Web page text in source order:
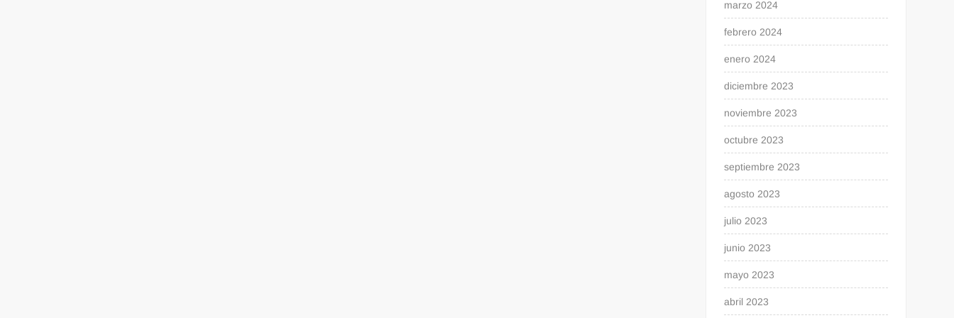
marzo 2024
febrero 2024
enero 2024
diciembre 2023
noviembre 2023
octubre 2023
septiembre 2023
agosto 2023
julio 2023
junio 2023
mayo 2023
abril 2023